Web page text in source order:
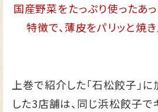
国産野菜をたっぷり使ったあ
特徴で、薄皮をパリッと焼
上巻で紹介した「石松餃子」
した3店舗は、同じ浜松餃子